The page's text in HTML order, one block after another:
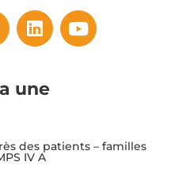
une
des patients – familles
IV A